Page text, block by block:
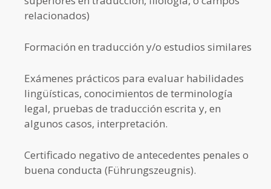
relacionados)
Formación en traducción y/o estudios similares
Exámenes prácticos para evaluar habilidades
lingüísticas, conocimientos de terminología
legal, pruebas de traducción escrita y, en
algunos casos, interpretación.
Certificado negativo de antecedentes penales o
buena conducta (Führungszeugnis).